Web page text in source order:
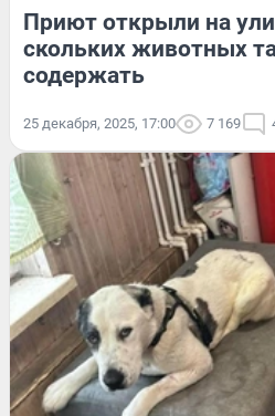
Приют открыли на
скольких животных
содержать
25 декабря, 2025, 17:00 7 169